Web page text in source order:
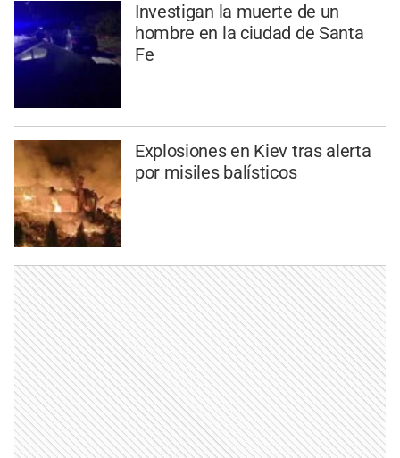
Investigan la muerte de un
hombre en la ciudad de Santa
Fe
Explosiones en Kiev tras alerta
por misiles balísticos